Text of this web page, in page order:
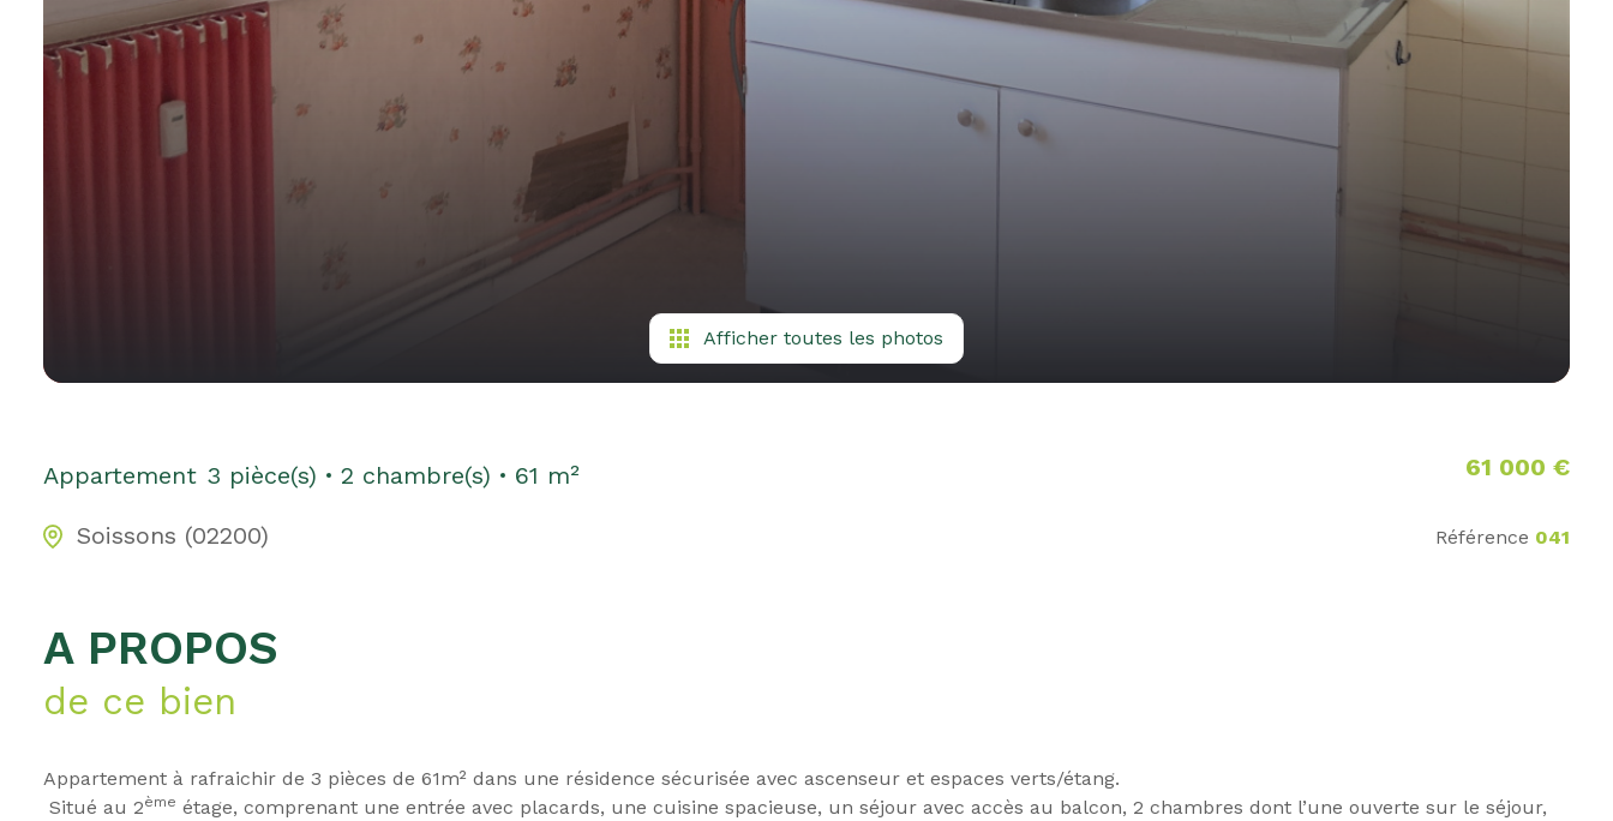
Afficher toutes les photos
Appartement 3 pièce(s) 2 chambre(s) 61 m²
Soissons (02200)
61 000 €
Référence 041
A PROPOS
de ce bien
Appartement à rafraichir de 3 pièces de 61m² dans une résidence sécurisée avec ascenseur et espaces verts/étang.
Situé au 2ème étage, comprenant une entrée avec placards, une cuisine spacieuse, un séjour avec accès au balcon, 2 chambres dont l’une ouverte sur le séjour,